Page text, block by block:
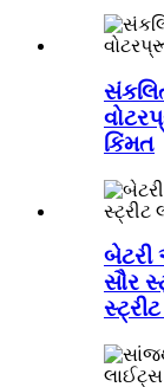
કિંમત
સૌર